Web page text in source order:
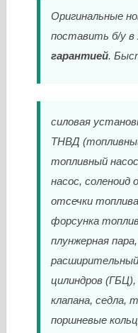
Оригинальные
поставить б/у
гарантией.
силовая
ТНВД
топливный
насос, соленоид
отсечки
форсунка
плунжерная
расширительный
цилиндров
клапана, седла,
поршневые